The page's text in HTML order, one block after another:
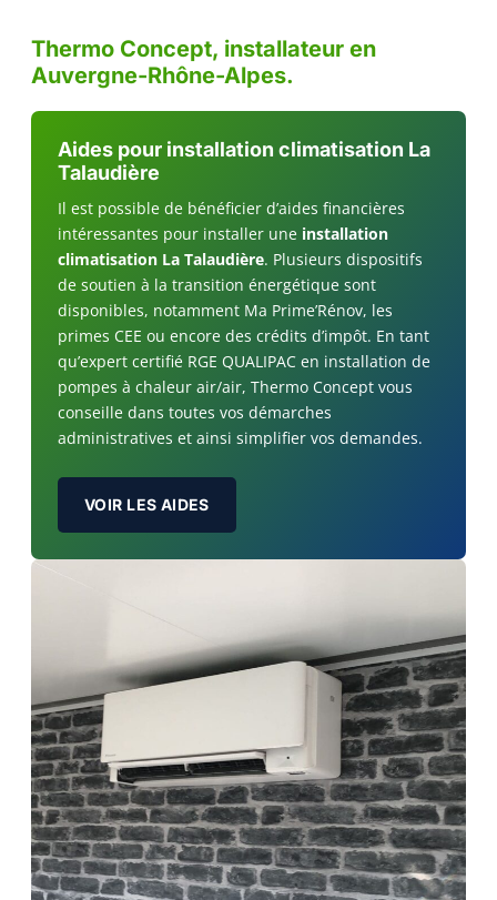
Thermo Concept, installateur en
Auvergne-Rhône-Alpes.
Aides pour installation climatisation La
Talaudière
Il est possible de bénéficier d’aides financières
intéressantes pour installer une installation
climatisation La Talaudière. Plusieurs dispositifs
de soutien à la transition énergétique sont
disponibles, notamment Ma Prime’Rénov, les
primes CEE ou encore des crédits d’impôt. En tant
qu’expert certifié RGE QUALIPAC en installation de
pompes à chaleur air/air, Thermo Concept vous
conseille dans toutes vos démarches
administratives et ainsi simplifier vos demandes.
VOIR LES AIDES